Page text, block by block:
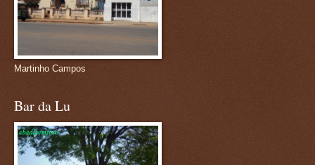
Martinho Campos
Bar da Lu